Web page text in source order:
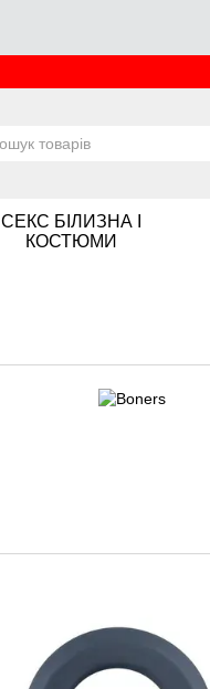
СЕКС БІЛИЗНА І
КОСТЮМИ